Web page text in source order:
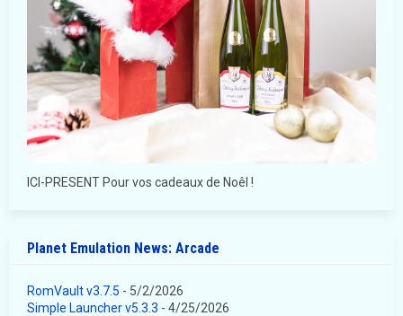
ICI-PRESENT Pour vos cadeaux de Noêl !
Planet Emulation News: Arcade
RomVault v3.7.5 - 5/2/2026
Simple Launcher v5.3.3 - 4/25/2026